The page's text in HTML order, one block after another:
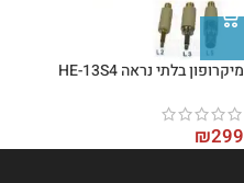
מיקרופון בלתי נראה HE-13S4
₪299